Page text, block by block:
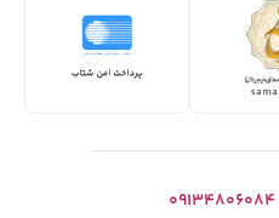
09134806084